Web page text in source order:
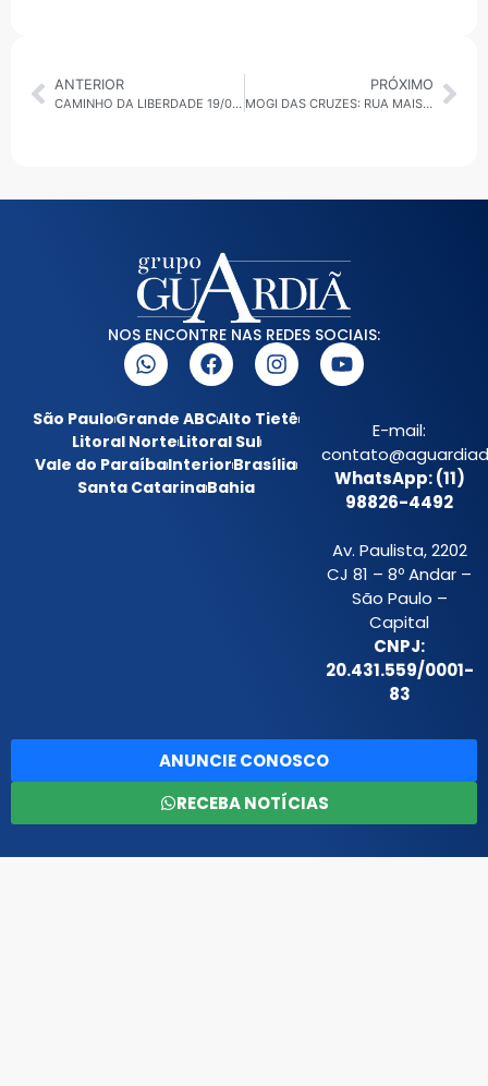
ANTERIOR
CAMINHO DA LIBERDADE 19/09: CUIDAR DE SI NÃO É VAIDADE, É LIBERDADE
PRÓXIMO
MOGI DAS CRUZES: RUA MAIS FELIZ TERÁ EDIÇÃO ESPECIAL NESTE SÁBADO EM CELEBRAÇÃO AO DIA DA PESSOA COM DEFICIÊNCIA
NOS ENCONTRE NAS REDES SOCIAIS:
São PauloGrande ABCAlto Tietê
Litoral NorteLitoral Sul
Vale do ParaíbaInteriorBrasília
Santa CatarinaBahia
E-mail:
WhatsApp: (11)
98826-4492
Av. Paulista, 2202
CJ 81 – 8º Andar –
São Paulo –
Capital
CNPJ:
20.431.559/0001-
83
ANUNCIE CONOSCO
RECEBA NOTÍCIAS